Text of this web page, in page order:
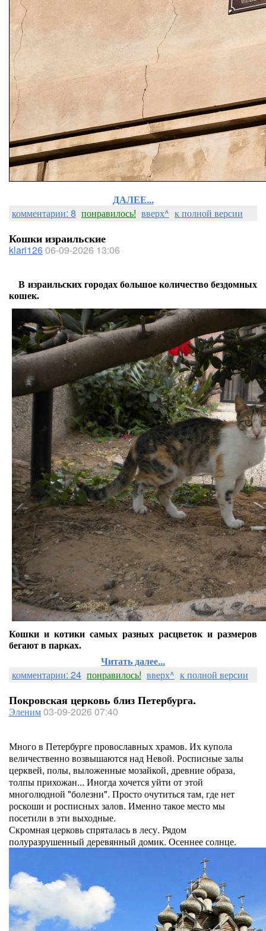
ДАЛЕЕ...
комментарии: 8 понравилось! вверх^ к полной версии
Кошки израильские
klari12606-09-2026 13:06
В израильских городах большое количество бездомных
кошек.
Кошки и котики самых разных расцветок и размеров
бегают в парках.
Читать далее...
комментарии: 24 понравилось! вверх^ к полной версии
Покровская церковь близ Петербурга.
Эленим03-09-2026 07:40
Много в Петербурге провославных храмов. Их купола
величественно возвышаются над Невой. Росписные залы
церквей, полы, выложенные мозайкой, древние образа,
толпы прихожан... Иногда хочется уйти от этой
многолюдной "болезни". Просто очутиться там, где нет
роскоши и росписных залов. Именно такое место мы
посетили в эти выходные.
Скромная церковь спряталась в лесу. Рядом
полуразрушенный деревянный домик. Осеннее солнце.